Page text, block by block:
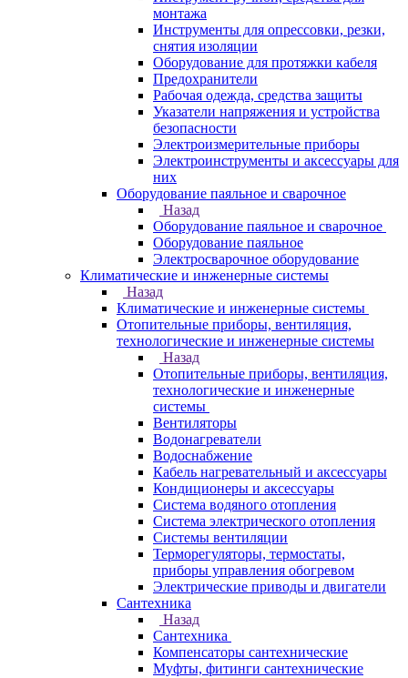
монтажа
Инструменты для опрессовки, резки,
снятия изоляции
Оборудование для протяжки кабеля
Предохранители
Рабочая одежда, средства защиты
Указатели напряжения и устройства
безопасности
Электроизмерительные приборы
Электроинструменты и аксессуары для
них
Оборудование паяльное и сварочное
Назад
Оборудование паяльное и сварочное
Оборудование паяльное
Электросварочное оборудование
Климатические и инженерные системы
Назад
Климатические и инженерные системы
Отопительные приборы, вентиляция,
технологические и инженерные системы
Назад
Отопительные приборы, вентиляция,
технологические и инженерные
системы
Вентиляторы
Водонагреватели
Водоснабжение
Кабель нагревательный и аксессуары
Кондиционеры и аксессуары
Система водяного отопления
Система электрического отопления
Системы вентиляции
Терморегуляторы, термостаты,
приборы управления обогревом
Электрические приводы и двигатели
Сантехника
Назад
Сантехника
Компенсаторы сантехнические
Муфты, фитинги сантехнические